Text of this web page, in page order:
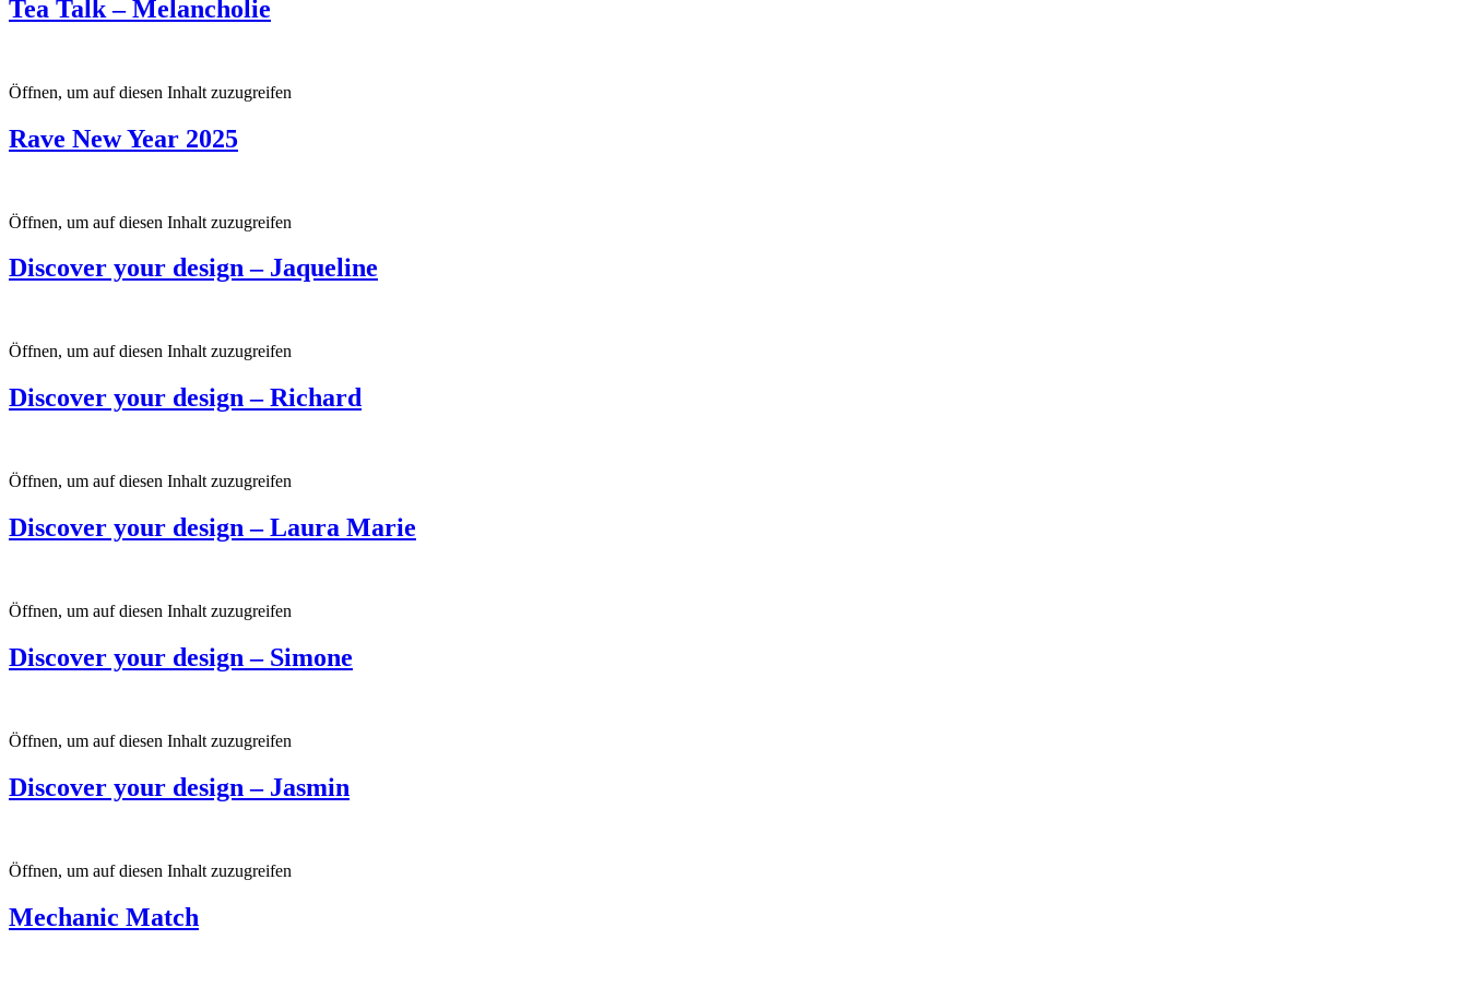
Tea Talk – Melancholie
Öffnen, um auf diesen Inhalt zuzugreifen
Rave New Year 2025
Öffnen, um auf diesen Inhalt zuzugreifen
Discover your design – Jaqueline
Öffnen, um auf diesen Inhalt zuzugreifen
Discover your design – Richard
Öffnen, um auf diesen Inhalt zuzugreifen
Discover your design – Laura Marie
Öffnen, um auf diesen Inhalt zuzugreifen
Discover your design – Simone
Öffnen, um auf diesen Inhalt zuzugreifen
Discover your design – Jasmin
Öffnen, um auf diesen Inhalt zuzugreifen
Mechanic Match